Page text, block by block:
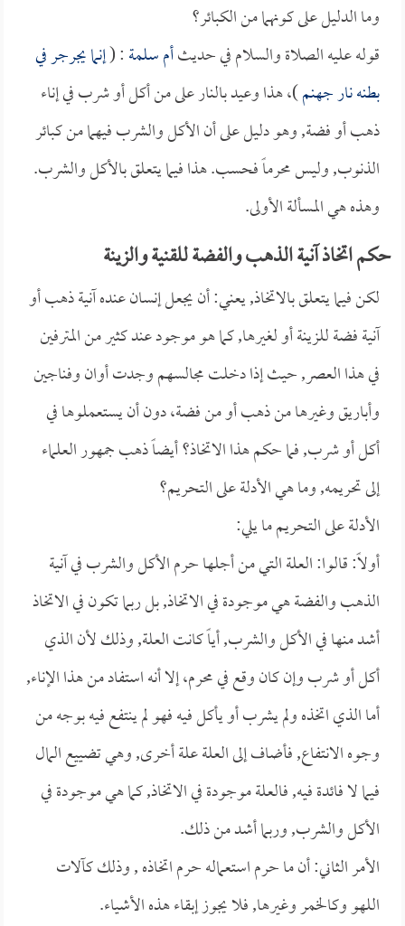
وما الدليل على كونهما من الكبائر؟
قوله عليه الصلاة والسلام في حديثأم سلمة: (إنما يجرجر في
بطنه نار جهنم)، هذا وعيد بالنار على من أكل أو شرب في إناء
ذهب أو فضة, وهو دليل على أن الأكل والشرب فيهما من كبائر
الذنوب, وليس محرماً فحسب. هذا فيما يتعلق بالأكل والشرب.
وهذه هي المسألة الأولى.
حكم اتخاذ آنية الذهب والفضة للقنية والزينة
لكن فيما يتعلق بالاتخاذ, يعني: أن يجعل إنسان عنده آنية ذهب أو
آنية فضة للزينة أو لغيرها, كما هو موجود عند كثير من المترفين
في هذا العصر, حيث إذا دخلت مجالسهم وجدت أوان وفناجين
وأباريق وغيرها من ذهب أو من فضة، دون أن يستعملوها في
أكل أو شرب, فما حكم هذا الاتخاذ؟ أيضاً ذهب جمهور العلماء
إلى تحريمه, وما هي الأدلة على التحريم؟
الأدلة على التحريم ما يلي:
أولاً: قالوا: العلة التي من أجلها حرم الأكل والشرب في آنية
الذهب والفضة هي موجودة في الاتخاذ, بل ربما تكون في الاتخاذ
أشد منها في الأكل والشرب, أياً كانت العلة, وذلك لأن الذي
أكل أو شرب وإن كان وقع في محرم، إلا أنه استفاد من هذا الإناء,
أما الذي اتخذه ولم يشرب أو يأكل فيه فهو لم ينتفع فيه بوجه من
وجوه الانتفاع, فأضاف إلى العلة علة أخرى, وهي تضييع المال
فيما لا فائدة فيه, فالعلة موجودة في الاتخاذ, كما هي موجودة في
الأكل والشرب, وربما أشد من ذلك.
الأمر الثاني: أن ما حرم استعماله حرم اتخاذه , وذلك كآلات
اللهو وكالخمر وغيرها, فلا يجوز إبقاء هذه الأشياء.